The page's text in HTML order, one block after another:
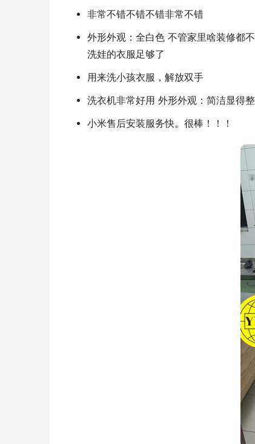
非常不错不错不错非常不错
外形外观：全白色 不管家里啥装修都
洗娃的衣服足够了
用来洗小孩衣服，解放双手
洗衣机非常好用 外形外观：简洁显得
小米售后安装服务快。很棒！！！